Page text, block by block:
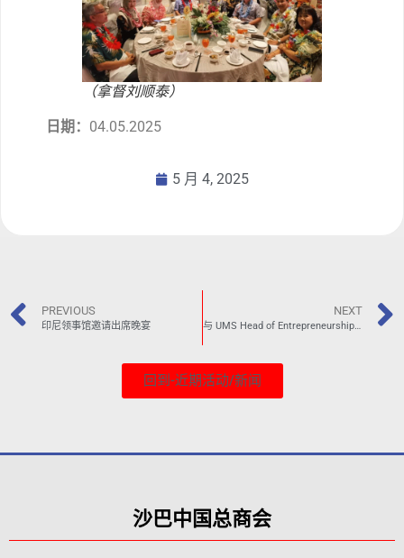
（拿督刘顺泰）
日期： 04.05.2025
5 月 4, 2025
PREVIOUS
印尼领事馆邀请出席晚宴
NEXT
与 UMS Head of Entrepreneurship Research & Development交流
回到-近期活动/新闻
沙巴中国总商会